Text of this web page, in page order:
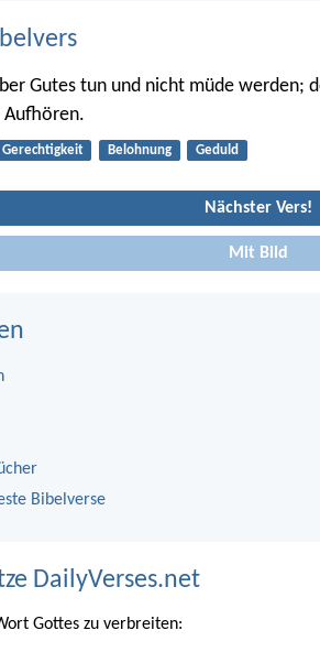
Gutes tun und nicht müde werden;
Gerechtigkeit Belohnung Geduld
Nächster Vers!
Mit Bild
Bibelverse
DailyVerses.net
Gottes zu verbreiten: